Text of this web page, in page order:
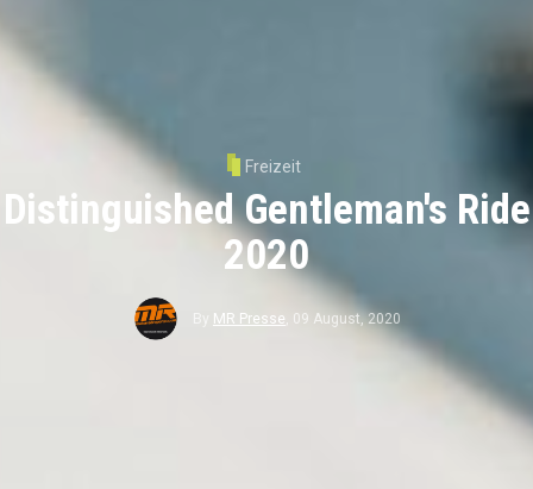
Freizeit
Distinguished Gentleman's Ride
2020
MR Presse 09 August, 2020